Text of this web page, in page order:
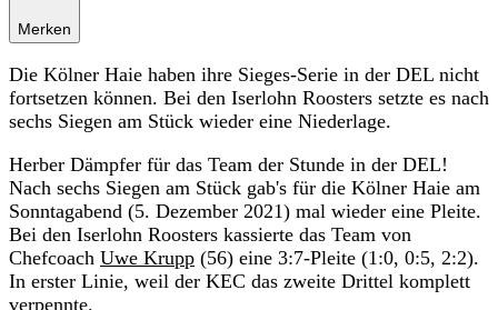
Merken
Die Kölner Haie haben ihre Sieges-Serie in der DEL nicht
fortsetzen können. Bei den Iserlohn Roosters setzte es nach
sechs Siegen am Stück wieder eine Niederlage.
Herber Dämpfer für das Team der Stunde in der DEL!
Nach sechs Siegen am Stück gab's für die Kölner Haie am
Sonntagabend (5. Dezember 2021) mal wieder eine Pleite.
Bei den Iserlohn Roosters kassierte das Team von
Chefcoach Uwe Krupp (56) eine 3:7-Pleite (1:0, 0:5, 2:2).
In erster Linie, weil der KEC das zweite Drittel komplett
verpennte.